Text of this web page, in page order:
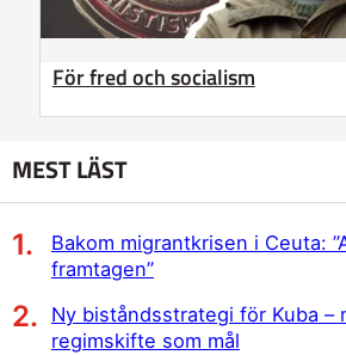
För fred och socialism
MEST LÄST
Bakom migrantkrisen i Ceuta:
framtagen”
Ny biståndsstrategi för Kuba –
regimskifte som mål